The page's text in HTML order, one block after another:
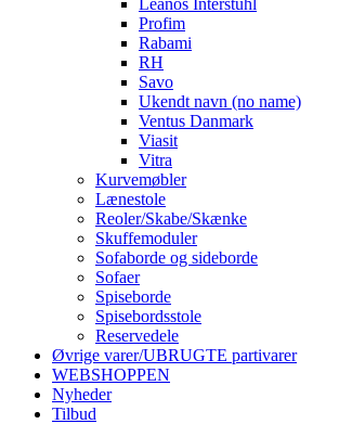
Leanos Interstuhl
Profim
Rabami
RH
Savo
Ukendt navn (no name)
Ventus Danmark
Viasit
Vitra
Kurvemøbler
Lænestole
Reoler/Skabe/Skænke
Skuffemoduler
Sofaborde og sideborde
Sofaer
Spiseborde
Spisebordsstole
Reservedele
Øvrige varer/UBRUGTE partivarer
WEBSHOPPEN
Nyheder
Tilbud